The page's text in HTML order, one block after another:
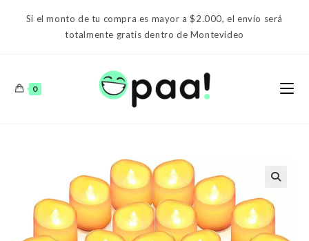
Si el monto de tu compra es mayor a $2.000, el envío será
totalmente gratis dentro de Montevideo
0